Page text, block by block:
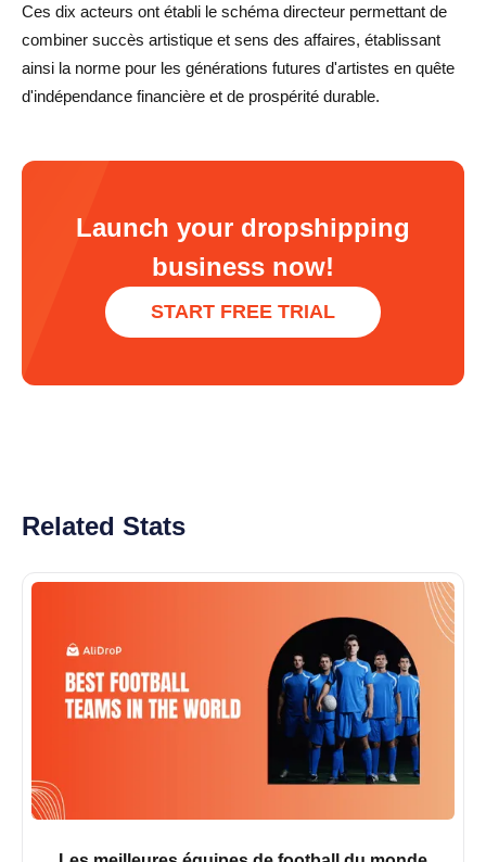
Ces dix acteurs ont établi le schéma directeur permettant de
combiner succès artistique et sens des affaires, établissant
ainsi la norme pour les générations futures d'artistes en quête
d'indépendance financière et de prospérité durable.
Launch your dropshipping
business now!
START FREE TRIAL
Related Stats